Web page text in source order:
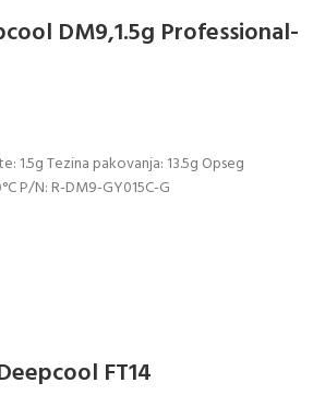
DM9,1.5g Professional-
1.5g Tezina pakovanja: 13.5g Opseg
P/N: R-DM9-GY015C-G
FT14